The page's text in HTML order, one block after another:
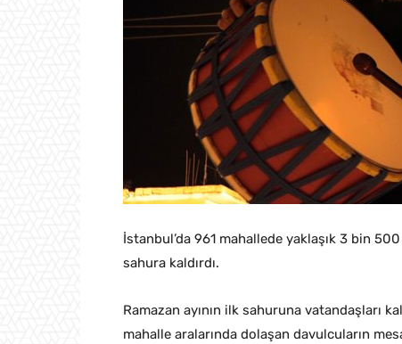
İstanbul’da 961 mahallede yaklaşık 3 bin
sahura kaldırdı.
Ramazan ayının ilk sahuruna vatandaşları
mahalle aralarında dolaşan davulcuların